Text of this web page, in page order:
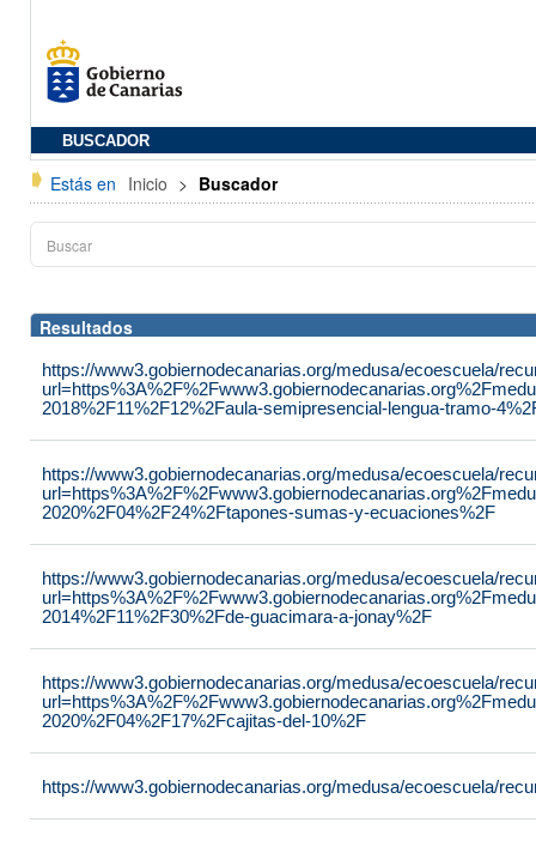
BUSCADOR
Estás en Inicio > Buscador
Resultados
https://www3.gobiernodecanarias.org/medusa/ecoescuela/
2018%2F11%2F12%2Faula-semipresencial-lengua-tramo-
https://www3.gobiernodecanarias.org/medusa/ecoescuela/
2020%2F04%2F24%2Ftapones-sumas-y-ecuaciones%2F
https://www3.gobiernodecanarias.org/medusa/ecoescuela/
2014%2F11%2F30%2Fde-guacimara-a-jonay%2F
https://www3.gobiernodecanarias.org/medusa/ecoescuela/
2020%2F04%2F17%2Fcajitas-del-10%2F
https://www3.gobiernodecanarias.org/medusa/ecoescuela/